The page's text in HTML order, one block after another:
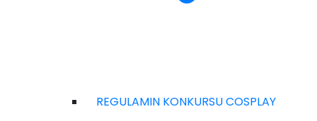
REGULAMIN KONKURSU COSPLAY